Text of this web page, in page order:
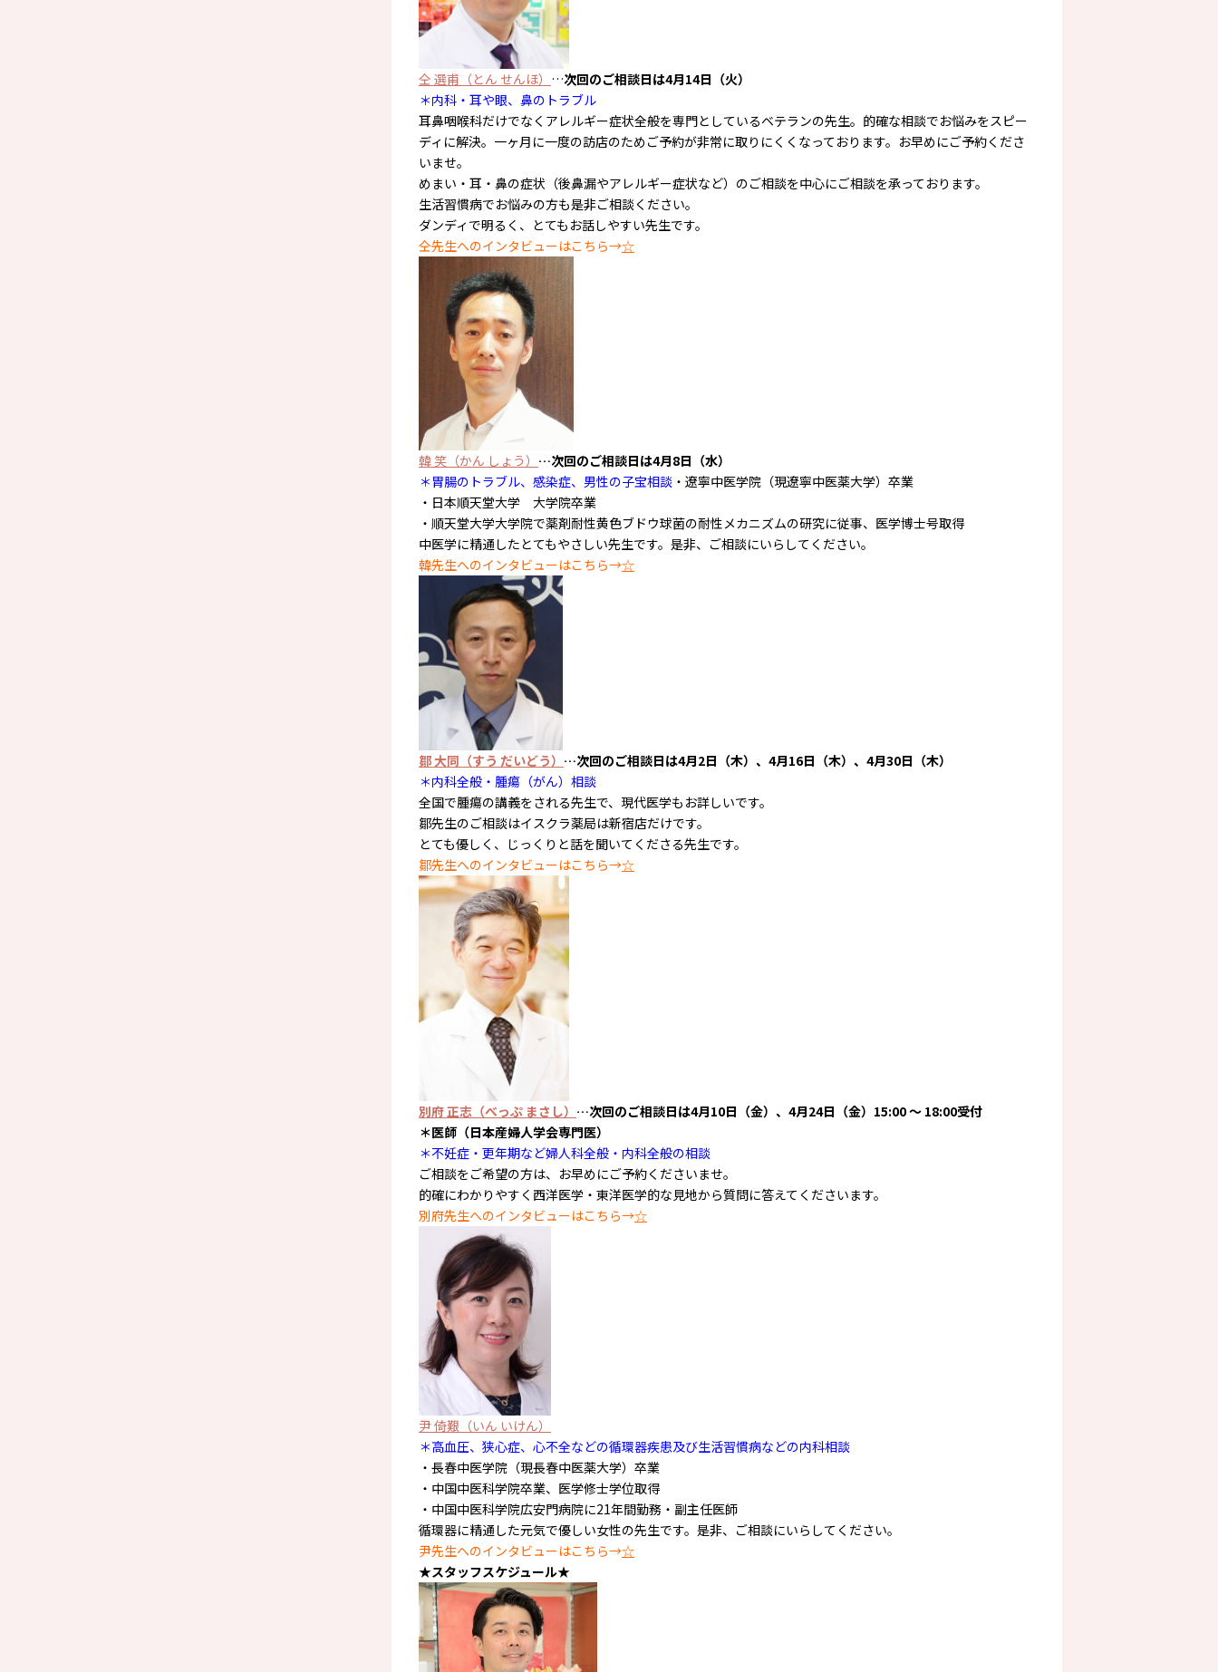
仝 選甫（とん せんほ） …次回のご相談日は4月14日（火）
＊内科・耳や眼、鼻のトラブル
耳鼻咽喉科だけでなくアレルギー症状全般を専門としているベテランの先生。的確な相談でお悩みをスピー
ディに解決。一ヶ月に一度の訪店のためご予約が非常に取りにくくなっております。お早めにご予約くださ
いませ。
めまい・耳・鼻の症状（後鼻漏やアレルギー症状など）のご相談を中心にご相談を承っております。
生活習慣病でお悩みの方も是非ご相談ください。
ダンディで明るく、とてもお話しやすい先生です。
仝先生へのインタビューはこちら→☆
韓 笑 （かん しょう） …次回のご相談日は4月8日 （水）
＊胃腸のトラブル、感染症、男性の子宝相談 ・遼寧中医学院（現遼寧中医薬大学）卒業
・日本順天堂大学 大学院卒業
・順天堂大学大学院で薬剤耐性黄色ブドウ球菌の耐性メカニズムの研究に従事、医学博士号取得
中医学に精通したとてもやさしい先生です。是非、ご相談にいらしてください。
韓先生へのインタビューはこちら→☆
鄒 大同（すう だいどう） …次回のご相談日は4月2日（木）、4月16日（木）、4月30日（木）
＊内科全般・腫瘍（がん）相談
全国で腫瘍の講義をされる先生で、現代医学もお詳しいです。
鄒先生のご相談はイスクラ薬局は新宿店だけです。
とても優しく、じっくりと話を聞いてくださる先生です。
鄒先生へのインタビューはこちら→☆
別府 正志（べっぷ まさし） …次回のご相談日は4月10日（金）、4月24日（金）15:00 ～ 18:00受付
＊医師（日本産婦人学会専門医）
＊不妊症・更年期など婦人科全般・内科全般の相談
ご相談をご希望の方は、お早めにご予約くださいませ。
的確にわかりやすく西洋医学・東洋医学的な見地から質問に答えてくださいます。
別府先生へのインタビューはこちら→☆
尹 倚艱 （いん いけん）
＊高血圧、狭心症、心不全などの循環器疾患及び生活習慣病などの内科相談
・長春中医学院（現長春中医薬大学）卒業
・中国中医科学院卒業、医学修士学位取得
・中国中医科学院広安門病院に21年間勤務・副主任医師
循環器に精通した元気で優しい女性の先生です。是非、ご相談にいらしてください。
尹先生へのインタビューはこちら→☆
★スタッフスケジュール★